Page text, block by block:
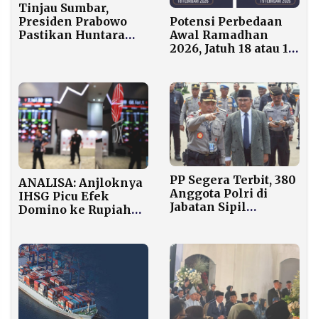
Tinjau Sumbar,
Presiden Prabowo
Pastikan Huntara
Dibangun
Potensi Perbedaan
Awal Ramadhan
2026, Jatuh 18 atau 19
ANALISA: Anjloknya
IHSG Picu Efek
Domino ke Rupiah
PP Segera Terbit, 380
Anggota Polri di
Jabatan Sipil